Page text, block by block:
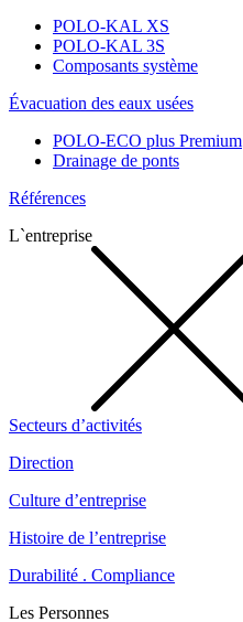
POLO-KAL XS
POLO-KAL 3S
Composants système
Évacuation des eaux usées
POLO-ECO plus Premium
Drainage de ponts
Références
L`entreprise
Secteurs d’activités
Direction
Culture d’entreprise
Histoire de l’entreprise
Durabilité . Compliance
Les Personnes